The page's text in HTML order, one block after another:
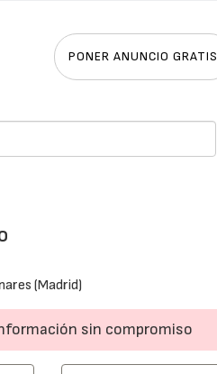
PONER ANUNCIO GRATIS
(Madrid)
sin compromiso